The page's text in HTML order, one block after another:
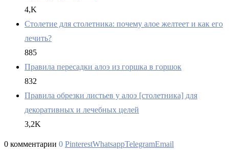
4,K
Столетие для столетника: почему алое желтеет и как его
лечить?
885
Правила пересадки алоэ из горшка в горшок
832
Правила обрезки листьев у алоэ [столетника] для
декоративных и лечебных целей
3,2K
0 комментарии 0 PinterestWhatsappTelegramEmail